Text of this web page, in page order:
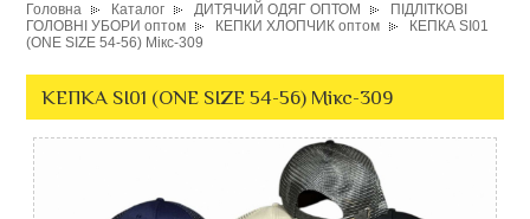
Головна Каталог ДИТЯЧИЙ ОДЯГ ОПТОМ
ПІДЛІТКОВІ
ГОЛОВНІ УБОРИ оптом
КЕПКИ ХЛОПЧИК оптом
КЕПКА SI01
(ONE SIZE 54-56) Мікс-309
КЕПКА SI01 (ONE SIZE 54-56) Мікс-309